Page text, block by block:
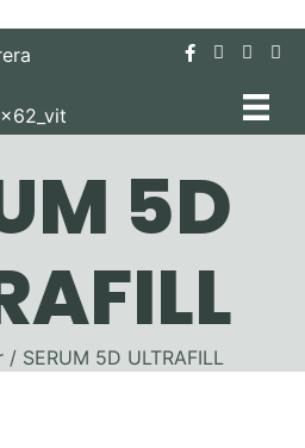
5D
/ SERUM 5D ULTRAFILL